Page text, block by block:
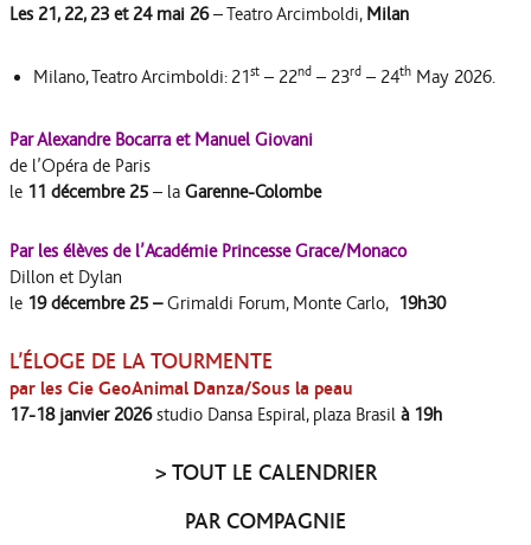
Les 21, 22, 23 et 24 mai 26– Teatro Arcimboldi, Milan
Milano, Teatro Arcimboldi: 21st – 22nd – 23rd – 24th May 2026.
ParAlexandre Bocarra et Manuel Giovani
de l’Opéra de Paris
le 11 décembre 25 – la Garenne-Colombe
Par les élèves de l’Académie Princesse Grace/Monaco
Dillon et Dylan
le 19 décembre 25 –Grimaldi Forum, Monte Carlo, 19h30
L’ÉLOGE DE LA TOURMENTE
par les Cie GeoAnimal Danza/Sous la peau
17-18 janvier 2026studio Dansa Espiral, plaza Brasil à 19h
> TOUT LE CALENDRIER
PAR COMPAGNIE